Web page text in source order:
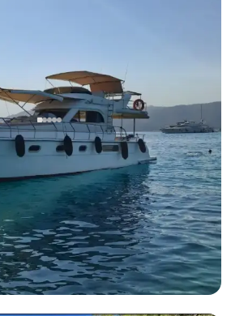
Barco nuevo
en yate de lujo para 8 personas
Yate a motor
Camarote · 13.00m
Ver disponibilidad y precio